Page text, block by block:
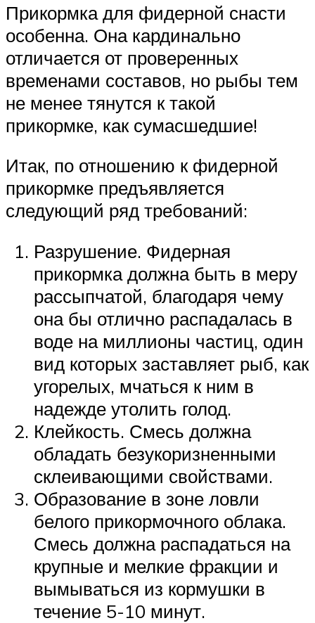
Прикормка для фидерной снасти
особенна. Она кардинально
отличается от проверенных
временами составов, но рыбы тем
не менее тянутся к такой
прикормке, как сумасшедшие!
Итак, по отношению к фидерной
прикормке предъявляется
следующий ряд требований:
Разрушение. Фидерная
прикормка должна быть в меру
рассыпчатой, благодаря чему
она бы отлично распадалась в
воде на миллионы частиц, один
вид которых заставляет рыб, как
угорелых, мчаться к ним в
надежде утолить голод.
Клейкость. Смесь должна
обладать безукоризненными
склеивающими свойствами.
Образование в зоне ловли
белого прикормочного облака.
Смесь должна распадаться на
крупные и мелкие фракции и
вымываться из кормушки в
течение 5-10 минут.